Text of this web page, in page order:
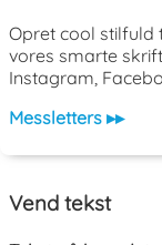
Opret cool stilfuld
vores smarte
Instagram,
Messletters ▸▸
Vend tekst